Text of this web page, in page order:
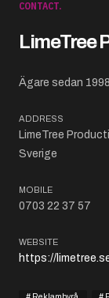
CONTACT.
LimeTree
Ägare sedan 1998
ADDRESS
LimeTree
Sverige
MOBILE
0703 22 37 57
WEBSITE
https://